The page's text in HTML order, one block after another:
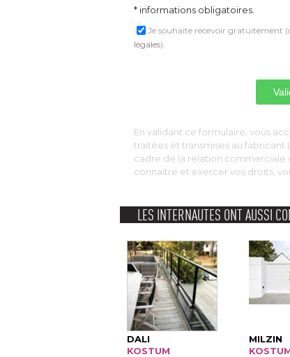
* informations obligatoires.
Je souhaite recevoir gratuitement
légales).
En validant ce formulaire, vous
traitées et transmises au fabricant
cadre de la relation commerciale
connaitre et exercer vos droits,
LES INTERNAUTES ONT AUSSI
DALI
KOSTUM
MILZIN